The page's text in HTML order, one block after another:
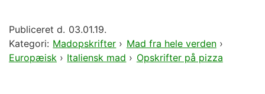
Publiceret d. 03.01.19.
Kategori: Madopskrifter › Mad fra hele verden›
Europæisk › Italiensk mad › Opskrifter på pizza